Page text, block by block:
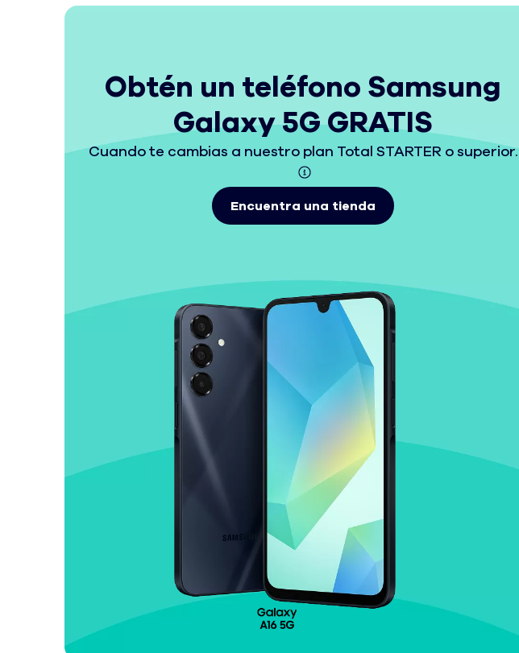
Obtén un teléfono Samsung
Galaxy 5G GRATIS
Cuando te cambias a nuestro plan Total STARTER o superior.
Encuentra una tienda